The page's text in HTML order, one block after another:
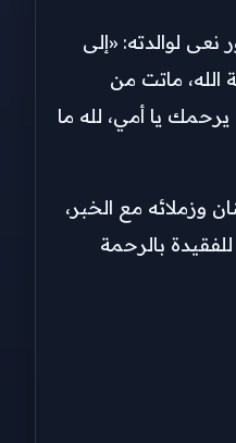
لوالدته: «إلى
الله، ماتت من
يا أمي، لله ما
وزملائه مع الخبر،
بالرحمة